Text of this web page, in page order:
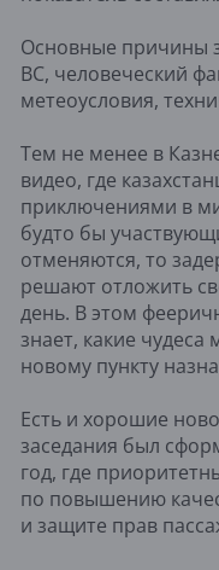
Основные причины
ВС, человеческий
метеоусловия,
Тем не менее в
видео, где
приключениями в
будто бы
отменяются, то
решают отложить
день. В этом
знает, какие чудеса
новому пункту
Есть и хорошие
заседания был
год, где
по повышению
и защите прав